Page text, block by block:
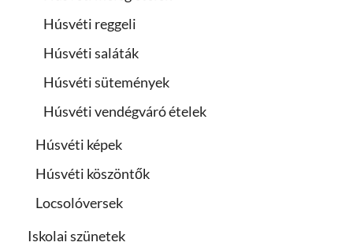
Húsvéti reggeli
Húsvéti saláták
Húsvéti sütemények
Húsvéti vendégváró ételek
Húsvéti képek
Húsvéti köszöntők
Locsolóversek
Iskolai szünetek